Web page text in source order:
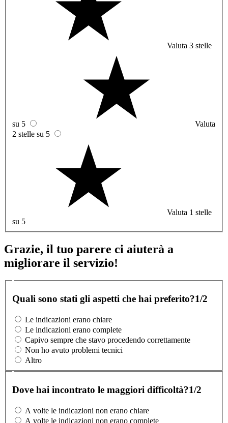
Valuta 3 stelle
su 5
Valuta
2 stelle su 5
Valuta 1 stelle
su 5
Grazie, il tuo parere ci aiuterà a
migliorare il servizio!
Quali sono stati gli aspetti che hai preferito?1/2
Le indicazioni erano chiare
Le indicazioni erano complete
Capivo sempre che stavo procedendo correttamente
Non ho avuto problemi tecnici
Altro
Dove hai incontrato le maggiori difficoltà?1/2
A volte le indicazioni non erano chiare
A volte le indicazioni non erano complete